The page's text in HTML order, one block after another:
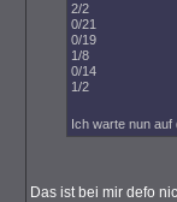
2/2
0/21
0/19
1/8
0/14
1/2
Ich warte nun
Das ist bei mir defo